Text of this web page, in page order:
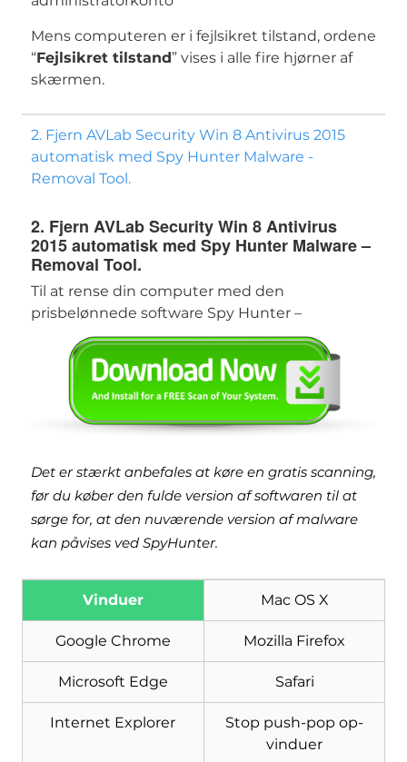
Mens computeren er i fejlsikret tilstand, ordene
“Fejlsikret tilstand” vises i alle fire hjørner af
skærmen.
2. Fjern AVLab Security Win 8 Antivirus 2015
automatisk med Spy Hunter Malware -
Removal Tool.
2. Fjern AVLab Security Win 8 Antivirus
2015 automatisk med Spy Hunter Malware –
Removal Tool.
Til at rense din computer med den
prisbelønnede software Spy Hunter –
Det er stærkt anbefales at køre en gratis scanning,
før du køber den fulde version af softwaren til at
sørge for, at den nuværende version af malware
kan påvises ved SpyHunter.
Vinduer Mac OS X
Google Chrome Mozilla Firefox
Microsoft Edge Safari
Internet Explorer
Stop push-pop op-
vinduer
Hent
Værktøj til fjernelse af
malware